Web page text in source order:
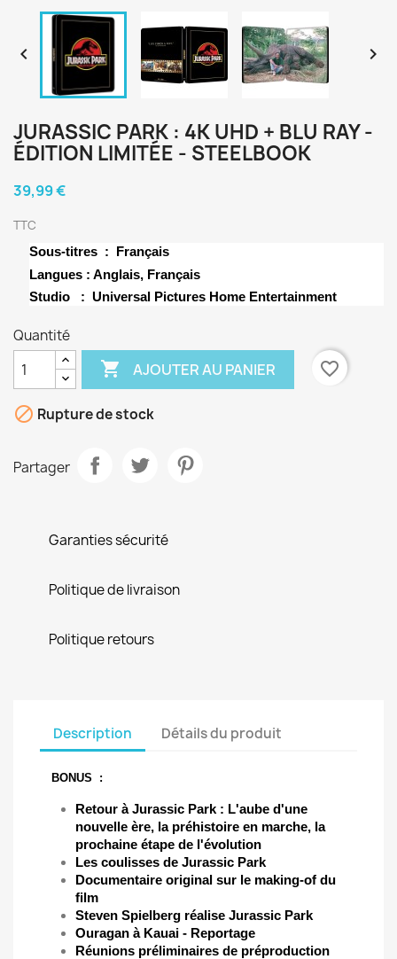
 
JURASSIC PARK : 4K UHD + BLU RAY -
ÉDITION LIMITÉE - STEELBOOK
39,99 €
TTC
Sous-titres ‏ : ‎ Français
Langues : Anglais, Français
Studio ‏ : ‎ Universal Pictures Home Entertainment
Quantité
 AJOUTER AU PANIER favorite_border
 Rupture de stock
Partager
Garanties sécurité
Politique de livraison
Politique retours
Description Détails du produit
BONUS :
Retour à Jurassic Park : L'aube d'une
nouvelle ère, la préhistoire en marche, la
prochaine étape de l'évolution
Les coulisses de Jurassic Park
Documentaire original sur le making-of du
film
Steven Spielberg réalise Jurassic Park
Ouragan à Kauai - Reportage
Réunions préliminaires de préproduction